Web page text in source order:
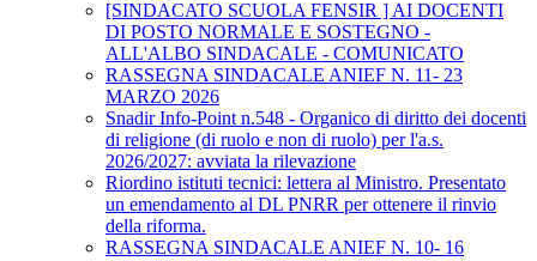
[SINDACATO SCUOLA FENSIR ] AI DOCENTI
DI POSTO NORMALE E SOSTEGNO -
ALL'ALBO SINDACALE - COMUNICATO
RASSEGNA SINDACALE ANIEF N. 11- 23
MARZO 2026
Snadir Info-Point n.548 - Organico di diritto dei docenti
di religione (di ruolo e non di ruolo) per l'a.s.
2026/2027: avviata la rilevazione
Riordino istituti tecnici: lettera al Ministro. Presentato
un emendamento al DL PNRR per ottenere il rinvio
della riforma.
RASSEGNA SINDACALE ANIEF N. 10- 16